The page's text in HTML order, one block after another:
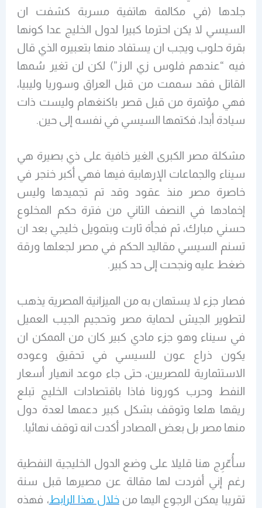
جلدها (في مكالمة هاتفية مسربة كشفت ان
السيسي لا يكن احترما كبيرا لدول الخليج عدا كونها
بقرة حلوب ويجب ان يستفاد منها بتعبيره الذي قال
فيه “عندهم فلوس زي الرز”) لكن لن تغير سُمها
القاتل فقد سممت من قبل العراق وسوريا وليبيا،
فهي مؤتمرة من قبل قصر باكنغهام وليست ذات
سيادة أبدا، فكتمها السيسي في نفسه إلى حين.
مشكلة مصر الكبرى الغير خافية على ذي بصيرة هي
سيناء والجماعات الإرهابية فيها فهي أكبر خنجر في
خاصرة مصر منذ عقود وقد تم تجميدها وليس
إخمادها في النصف الثاني من فترة حكم المخلوع
حسني مبارك، ثم فجأة ثارت وبتمويل خليجي بعد ان
تسنم السيسي مقاليد الحكم في مصر لجعلها ورقة
ضغط عليه ونجحت إلى حد كبير.
فصار جزء لا يستهان به من الميزانية المصرية يذهب
لتطوير الجيش لحماية مصر وتحجيم الجيب العميل
في سيناء وهو جزء مادي كبير كان من الممكن ان
يكون ذراع عون للسيسي في تحقيق وعوده
الاستثمارية للمصريين، حتى جاء موعد انهيار أسعار
النفط وحرب كورونا فاذا باقتصادات الخليج تبلع
ريقها هلعا وتوقف بشكل كبير دعمها لعدة دول
منها مصر بل بعض المصادر أكدت انه توقف نهائيا.
سأُعّرِج هنا قليلا على وضع الدول الخليجية النفطية
رغم إني أفردت لها مقالة عن مصيرها قبل سنة
تقريبا يمكن الرجوع اليها منخلال هذا الرابط، فهذه